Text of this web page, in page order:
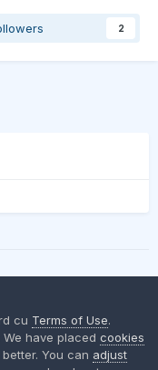
2
cu Terms of Use.
have placed cookies
You can adjust